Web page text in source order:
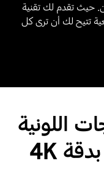
حيث تقدم لك تقنية
تتيح لك أن ترى كل
اللونية
الأقرب إلى الواقع بدقة 4K